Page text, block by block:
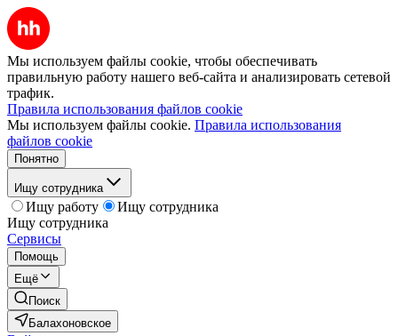
Мы используем файлы cookie, чтобы обеспечивать
правильную работу нашего веб-сайта и анализировать сетевой
трафик.
Правила использования файлов cookie
Мы используем файлы cookie. Правила использования
файлов cookie
Понятно
Ищу сотрудника
Ищу работу
Ищу сотрудника
Ищу сотрудника
Сервисы
Помощь
Ещё
Поиск
Балахоновское